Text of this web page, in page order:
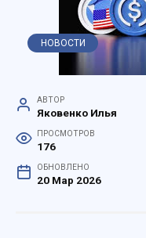
НОВОСТИ
АВТОР
Яковенко Илья
ПРОСМОТРОВ
176
ОБНОВЛЕНО
20 Мар 2026